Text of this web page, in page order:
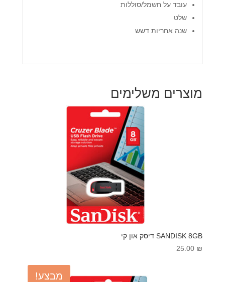
עובד על חשמל/סוללות
שלט
שנה אחריות דשש
מוצרים משלימים
SANDISK 8GB דיסק און קי
25.00 ₪
מבצע!